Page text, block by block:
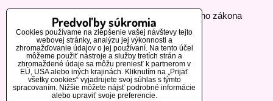
Fyzická osoba podnikajúca podľa živnostenského zákona
IČ: 73112593
GSM:+420 776 440 464
MOHLO BY VÁS ZAUJÍMAŤ
Predvoľby súkromia
Cookies používame na zlepšenie vašej návštevy tejto
webovej stránky, analýzu jej výkonnosti a
zhromažďovanie údajov o jej používaní. Na tento účel
môžeme použiť nástroje a služby tretích strán a
zhromaždené údaje sa môžu preniesť k partnerom v
EÚ, USA alebo iných krajinách. Kliknutím na „Prijať
všetky cookies“ vyjadrujete svoj súhlas s týmto
spracovaním. Nižšie môžete nájsť podrobné informácie
alebo upraviť svoje preferencie.